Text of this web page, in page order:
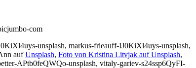
com
unsplash, markus-frieauff-IJ0KiXl4uys-unsplash,
aufUnsplash, Foto von Kristina Litvjak aufUnsplash,
APtb0feQWQo-unsplash, vitaly-gariev-s24ssp6QyFI-